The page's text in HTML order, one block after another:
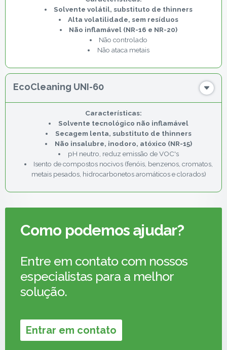
Solvente volátil, substituto de thinners
Alta volatilidade, sem resíduos
Não inflamável (NR-16 e NR-20)
Não controlado
Não ataca metais
EcoCleaning UNI-60
Solvente tecnológico não inflamável
Secagem lenta, substituto de thinners
Não insalubre, inodoro, atóxico (NR-15)
pH neutro, reduz emissão de VOC's
Isento de compostos nocivos (fenóis, benzenos, cromatos,
metais pesados, hidrocarbonetos aromáticos e clorados)
Como podemos ajudar?
Entre em contato com nossos
especialistas para a melhor
solução.
Entrar em contato